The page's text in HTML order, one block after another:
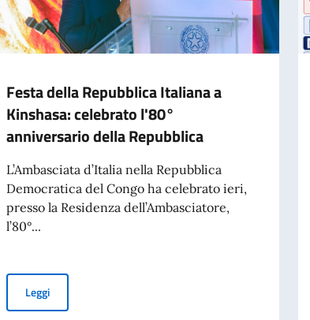
Festa della Repubblica Italiana a
Kinshasa: celebrato l'80°
anniversario della Repubblica
L’Ambasciata d’Italia nella Repubblica
Democratica del Congo ha celebrato ieri,
presso la Residenza dell’Ambasciatore,
l’80°...
LeggiFesta della Repubblica Italiana a Kinshasa: celebrato